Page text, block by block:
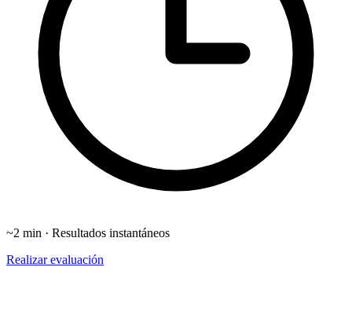
~2 min · Resultados instantáneos
Realizar evaluación